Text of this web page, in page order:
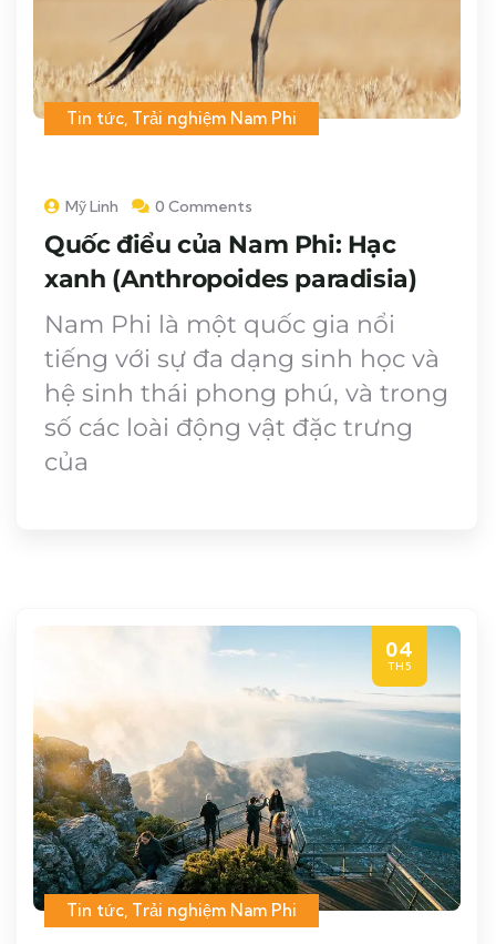
Tin tức Trải nghiệm Nam Phi
Mỹ Linh 0 Comments
Quốc điểu của Nam Phi: Hạc
xanh (Anthropoides paradisia)
Nam Phi là một quốc gia nổi
tiếng với sự đa dạng sinh học và
hệ sinh thái phong phú, và trong
số các loài động vật đặc trưng
của
04
TH5
Tin tức, Trải nghiệm Nam Phi